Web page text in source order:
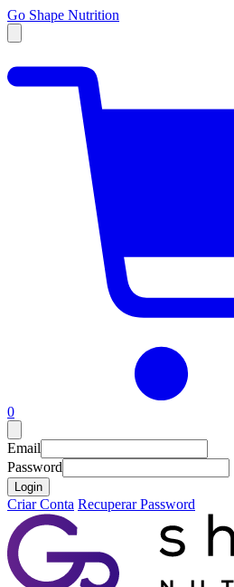
Go Shape Nutrition
0
Email
Password
Login
Criar Conta Recuperar Password